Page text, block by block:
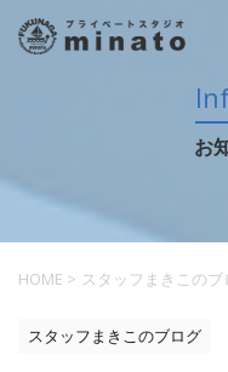
お
HOME > スタッフまきこのブ
スタッフまきこのブログ